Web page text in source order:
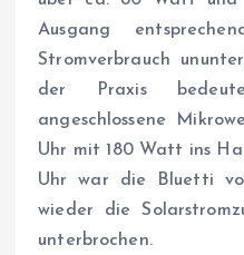
Ausgang
Stromverbrauch
der Praxis
angeschlossene
Uhr mit 180 Watt ins
Uhr war die Bluetti
wieder die
unterbrochen.